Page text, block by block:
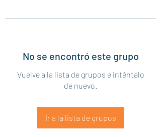
No se encontró este grupo
Vuelve a la lista de grupos e inténtalo
de nuevo.
Ir a la lista de grupos